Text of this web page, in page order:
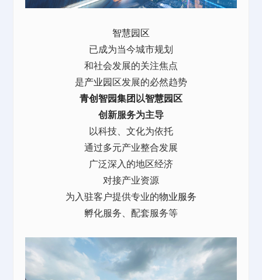
智慧园区
已成为当今城市规划
和社会发展的关注焦点
是产业园区发展的必然趋势
青创智园集团以智慧园区
创新服务为主导
以科技、文化为依托
通过多元产业整合发展
广泛深入的地区经济
对接产业资源
为入驻客户提供专业的物业服务
孵化服务、配套服务等